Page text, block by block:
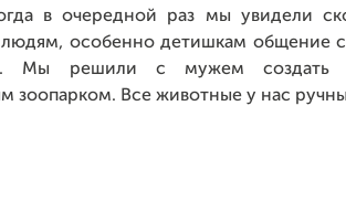
в очередной раз мы увидели
людям, особенно детишкам общение
Мы решили с мужем создать
зоопарком. Все животные у нас